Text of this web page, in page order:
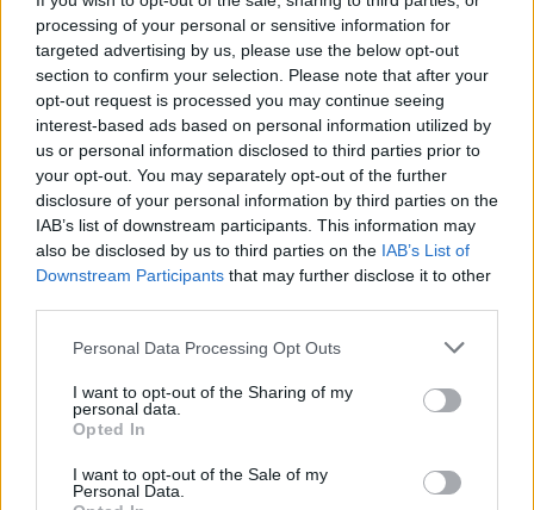
processing of your personal or sensitive information for
targeted advertising by us, please use the below opt-out
section to confirm your selection. Please note that after your
opt-out request is processed you may continue seeing
interest-based ads based on personal information utilized by
us or personal information disclosed to third parties prior to
your opt-out. You may separately opt-out of the further
disclosure of your personal information by third parties on the
IAB’s list of downstream participants. This information may
also be disclosed by us to third parties on the IAB’s List of
Downstream Participants that may further disclose it to other
Personal Data Processing Opt Outs
I want to opt-out of the Sharing of my
personal data.
Opted In
I want to opt-out of the Sale of my
Personal Data.
KAPCSOLÓDÓ CIKKEK TÖBB A SZERZŐTŐL
Akkumulátor
A BYD hat szabadalommal készül a
2027-es szilárdtest-akkumulátor-
áttörésre
autó
Hivatalos papírokban bukkant fel a
Smart #2 – kiderült az ár és a
végsebesség is
Elektromos
Supercharger-hálózaton